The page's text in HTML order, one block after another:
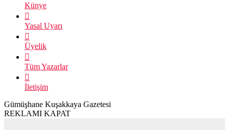
Künye
Yasal Uyarı
Üyelik
Tüm Yazarlar
İletişim
Gümüşhane Kuşakkaya Gazetesi
REKLAMI KAPAT